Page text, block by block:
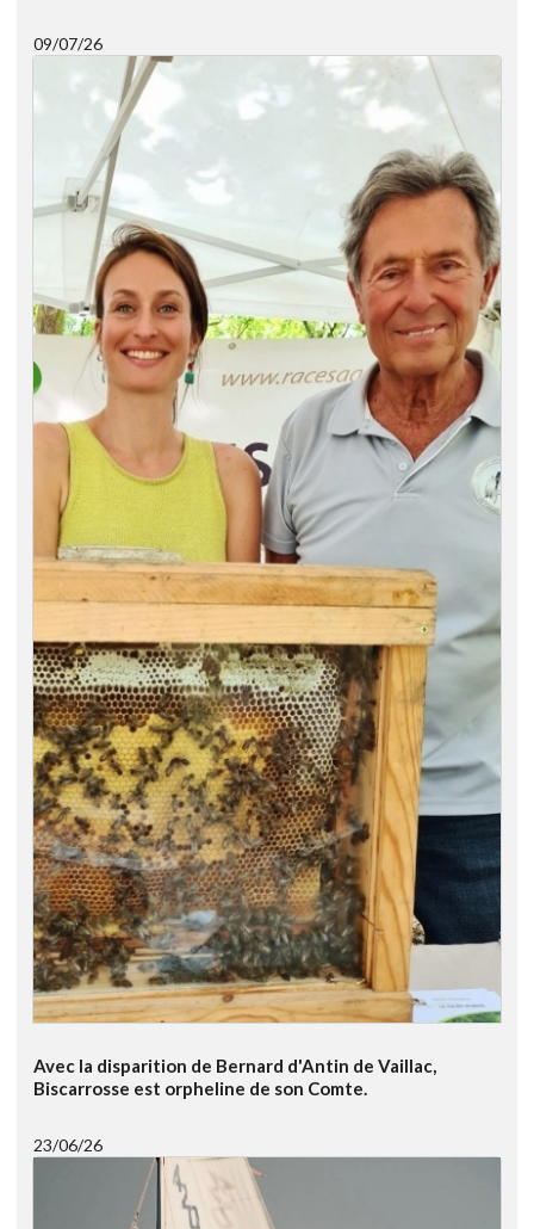
09/07/26
Avec la disparition de Bernard d'Antin de Vaillac,
Biscarrosse est orpheline de son Comte.
23/06/26